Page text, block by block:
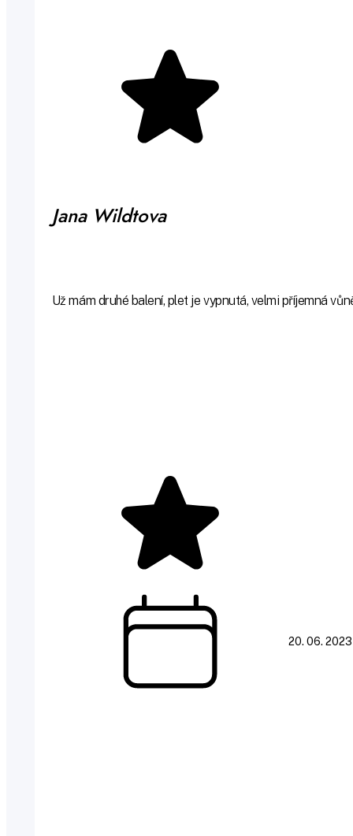
Jana Wildtova
Už mám druhé balení, plet je vypnutá, velmi příjemná
20. 06. 2023